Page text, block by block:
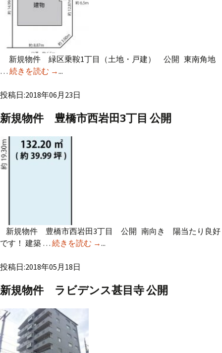
新規物件 緑区乗鞍1丁目（土地・戸建） 公開 東南角地
… 続きを読む 新規物件 緑区乗鞍1丁目 公開
→...
投稿日:2018年06月23日
新規物件 豊橋市西岩田3丁目 公開
新規物件 豊橋市西岩田3丁目 公開 南向き 陽当たり良好
です！ 建築 … 続きを読む 新規物件 豊橋市西岩田3丁目 公開
→...
投稿日:2018年05月18日
新規物件 ラビデンス甚目寺 公開